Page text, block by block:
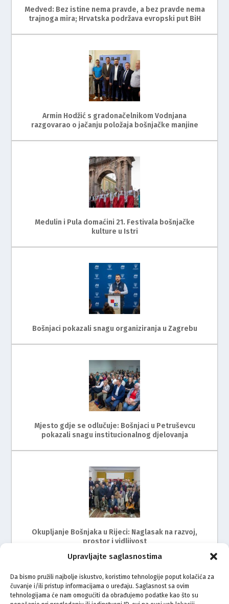
Upravljajte saglasnostima
Da bismo pružili najbolje iskustvo, koristimo tehnologije poput kolačića za
čuvanje i/ili pristup informacijama o uređaju. Saglasnost sa ovim
tehnologijama će nam omogućiti da obrađujemo podatke kao što su
Medved: Bez istine nema pravde, a bez pravde nema
trajnoga mira; Hrvatska podržava evropski put BiH
Armin Hodžić s gradonačelnikom Vodnjana
razgovarao o jačanju položaja bošnjačke manjine
Medulin i Pula domaćini 21. Festivala bošnjačke
kulture u Istri
Bošnjaci pokazali snagu organiziranja u Zagrebu
Mjesto gdje se odlučuje: Bošnjaci u Petruševcu
pokazali snagu institucionalnog djelovanja
Okupljanje Bošnjaka u Rijeci: Naglasak na razvoj,
prostor i vidljivost